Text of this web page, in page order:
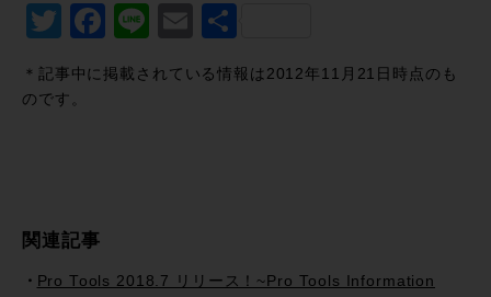
Twitter
Facebook
LineEmail
＊記事中に掲載されている情報は2012年11月21日時点のも
のです。
関連記事
Pro Tools 2018.7 リリース！~Pro Tools Information